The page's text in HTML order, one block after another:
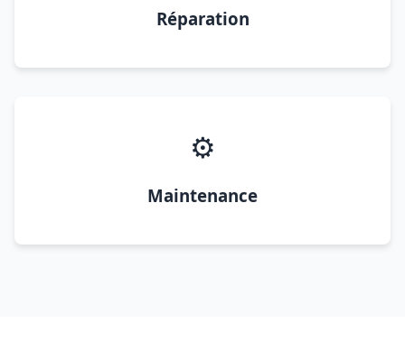
Réparation
⚙️
Maintenance